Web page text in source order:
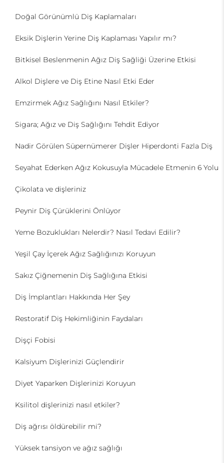
Doğal Görünümlü Diş Kaplamaları
Eksik Dişlerin Yerine Diş Kaplaması Yapılır mı?
Bitkisel Beslenmenin Ağız Diş Sağliği Üzerine Etkisi
Alkol Dişlere ve Diş Etine Nasıl Etki Eder
Emzirmek Ağız Sağlığını Nasıl Etkiler?
Sigara; Ağız ve Diş Sağlığını Tehdit Ediyor
Nadir Görülen Süpernümerer Dişler Hiperdonti Fazla Diş
Seyahat Ederken Ağız Kokusuyla Mücadele Etmenin 6 Yolu
Çikolata ve dişleriniz
Peynir Diş Çürüklerini Önlüyor
Yeme Bozuklukları Nelerdir? Nasıl Tedavi Edilir?
Yeşil Çay İçerek Ağız Sağlığınızı Koruyun
Sakız Çiğnemenin Diş Sağlığına Etkisi
Diş İmplantları Hakkında Her Şey
Restoratif Diş Hekimliğinin Faydaları
Dişçi Fobisi
Kalsiyum Dişlerinizi Güçlendirir
Diyet Yaparken Dişlerinizi Koruyun
Ksilitol dişlerinizi nasıl etkiler?
Diş ağrısı öldürebilir mi?
Yüksek tansiyon ve ağız sağlığı